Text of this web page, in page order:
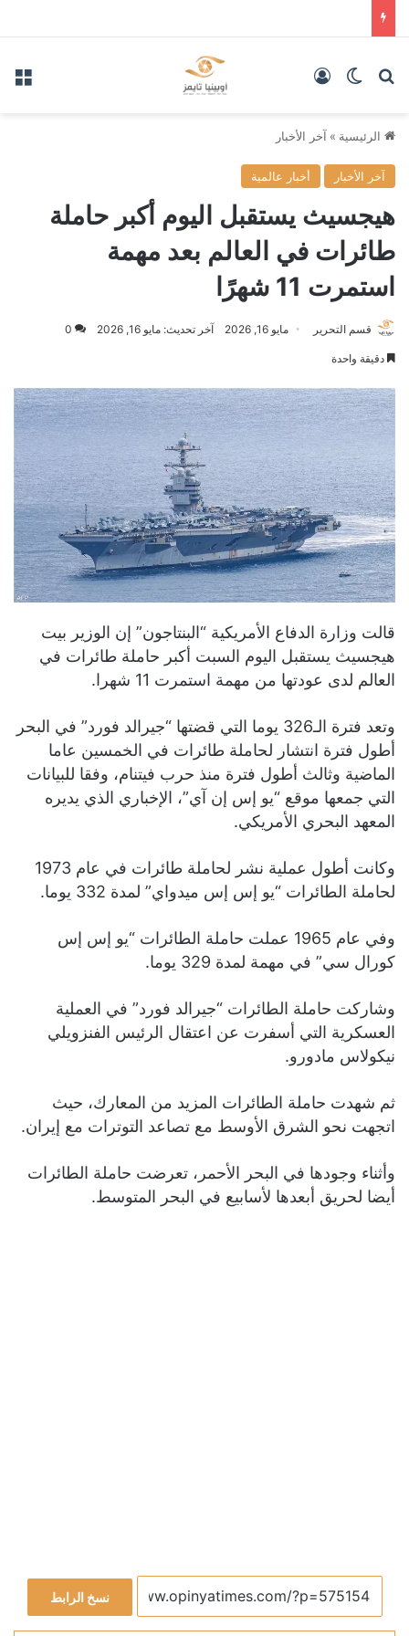
بحث عنالوضع المظلم
الرئيسية » آخر الأخبار
آخر الأخبار أخبار عالمية
هيجسيث يستقبل اليوم أكبر حاملة
طائرات في العالم بعد مهمة
استمرت 11 شهرًا
قسم التحرير مايو 16, 2026 آخر تحديث: مايو 16, 2026 0
دقيقة واحدة
قالت وزارة الدفاع الأمريكية “البنتاجون” إن الوزير بيت
هيجسيث يستقبل اليوم السبت أكبر حاملة طائرات في
العالم لدى عودتها من مهمة استمرت 11 شهرا.
وتعد فترة الـ326 يوما التي قضتها “جيرالد فورد” في البحر
أطول فترة انتشار لحاملة طائرات في الخمسين عاما
الماضية وثالث أطول فترة منذ حرب فيتنام، وفقا للبيانات
التي جمعها موقع “يو إس إن آي”، الإخباري الذي يديره
المعهد البحري الأمريكي.
وكانت أطول عملية نشر لحاملة طائرات في عام 1973
لحاملة الطائرات “يو إس إس ميدواي” لمدة 332 يوما.
وفي عام 1965 عملت حاملة الطائرات “يو إس إس
كورال سي” في مهمة لمدة 329 يوما.
وشاركت حاملة الطائرات “جيرالد فورد” في العملية
العسكرية التي أسفرت عن اعتقال الرئيس الفنزويلي
نيكولاس مادورو.
ثم شهدت حاملة الطائرات المزيد من المعارك، حيث
اتجهت نحو الشرق الأوسط مع تصاعد التوترات مع إيران.
وأثناء وجودها في البحر الأحمر، تعرضت حاملة الطائرات
أيضا لحريق أبعدها لأسابيع في البحر المتوسط.
نسخ الرابط